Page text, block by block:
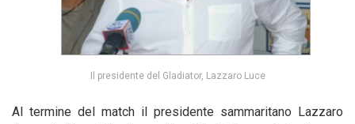
Il presidente del Gladiator, Lazzaro Luce
Al termine del match il presidente sammaritano Lazzaro